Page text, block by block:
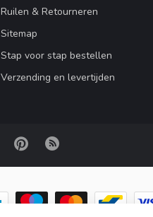
Ruilen & Retourneren
Sitemap
Stap voor stap bestellen
Verzending en levertijden